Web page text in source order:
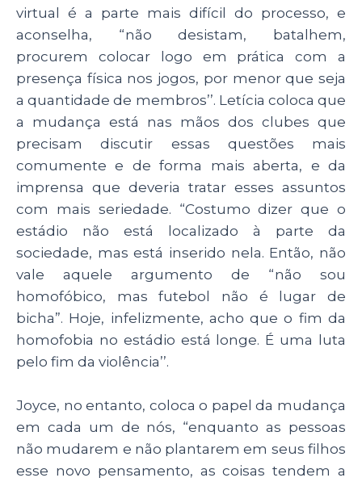
virtual é a parte mais difícil do processo, e
aconselha, “não desistam, batalhem,
procurem colocar logo em prática com a
presença física nos jogos, por menor que seja
a quantidade de membros’’. Letícia coloca que
a mudança está nas mãos dos clubes que
precisam discutir essas questões mais
comumente e de forma mais aberta, e da
imprensa que deveria tratar esses assuntos
com mais seriedade. “Costumo dizer que o
estádio não está localizado à parte da
sociedade, mas está inserido nela. Então, não
vale aquele argumento de “não sou
homofóbico, mas futebol não é lugar de
bicha”. Hoje, infelizmente, acho que o fim da
homofobia no estádio está longe. É uma luta
pelo fim da violência’’.
Joyce, no entanto, coloca o papel da mudança
em cada um de nós, “enquanto as pessoas
não mudarem e não plantarem em seus filhos
esse novo pensamento, as coisas tendem a